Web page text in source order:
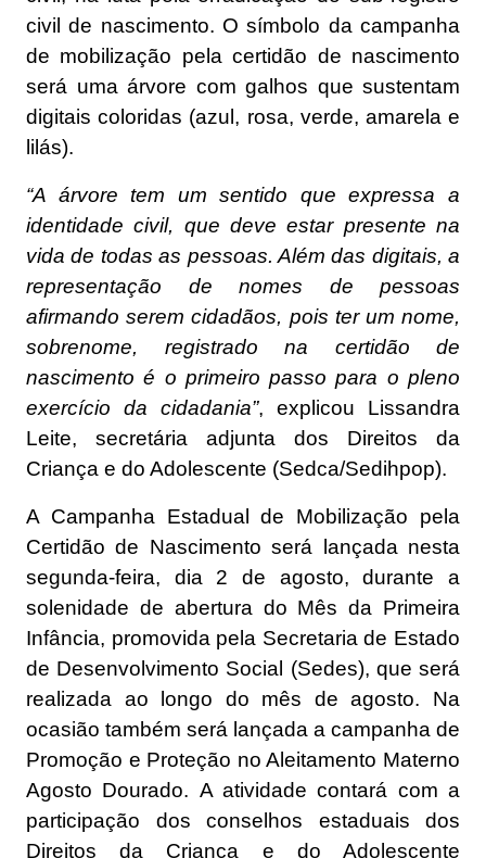
civil de nascimento. O símbolo da campanha
de mobilização pela certidão de nascimento
será uma árvore com galhos que sustentam
digitais coloridas (azul, rosa, verde, amarela e
lilás).
“A árvore tem um sentido que expressa a
identidade civil, que deve estar presente na
vida de todas as pessoas. Além das digitais, a
representação de nomes de pessoas
afirmando serem cidadãos, pois ter um nome,
sobrenome, registrado na certidão de
nascimento é o primeiro passo para o pleno
exercício da cidadania”, explicou Lissandra
Leite, secretária adjunta dos Direitos da
Criança e do Adolescente (Sedca/Sedihpop).
A Campanha Estadual de Mobilização pela
Certidão de Nascimento será lançada nesta
segunda-feira, dia 2 de agosto, durante a
solenidade de abertura do Mês da Primeira
Infância, promovida pela Secretaria de Estado
de Desenvolvimento Social (Sedes), que será
realizada ao longo do mês de agosto. Na
ocasião também será lançada a campanha de
Promoção e Proteção no Aleitamento Materno
Agosto Dourado. A atividade contará com a
participação dos conselhos estaduais dos
Direitos da Criança e do Adolescente